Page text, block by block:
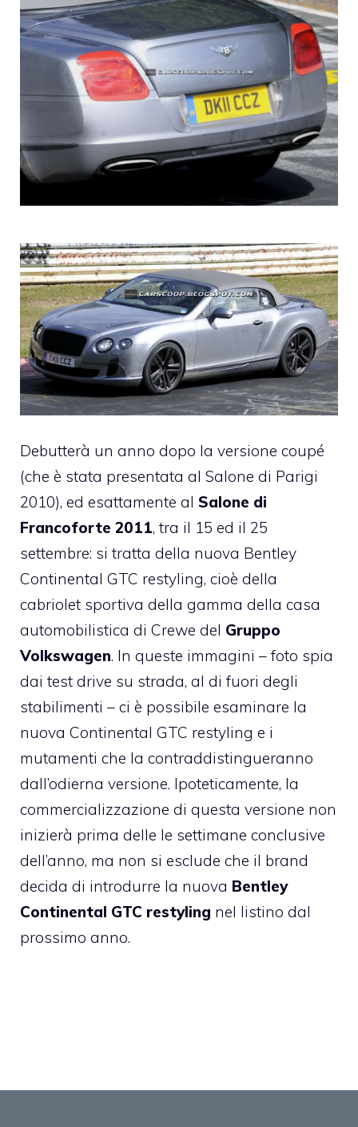
Debutterà un anno dopo la versione coupé
(che è stata presentata al Salone di Parigi
2010), ed esattamente al Salone di
Francoforte 2011, tra il 15 ed il 25
settembre: si tratta della nuova Bentley
Continental GTC restyling, cioè della
cabriolet sportiva della gamma della casa
automobilistica di Crewe del Gruppo
Volkswagen. In queste immagini – foto spia
dai test drive su strada, al di fuori degli
stabilimenti – ci è possibile esaminare la
nuova Continental GTC restyling e i
mutamenti che la contraddistingueranno
dall’odierna versione. Ipoteticamente, la
commercializzazione di questa versione non
inizierà prima delle le settimane conclusive
dell’anno, ma non si esclude che il brand
decida di introdurre la nuova Bentley
Continental GTC restyling nel listino dal
prossimo anno.